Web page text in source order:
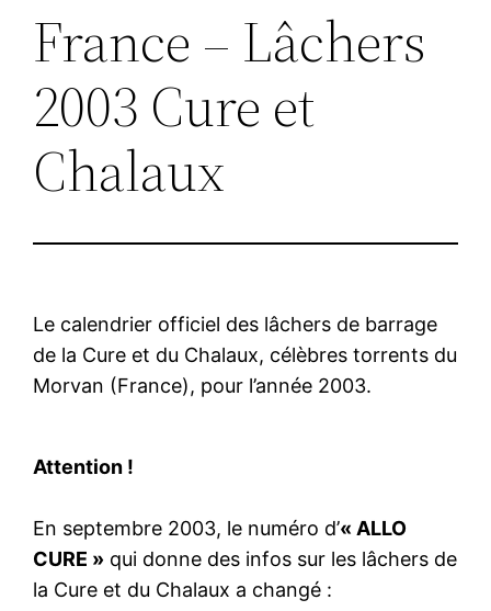
France – Lâchers
2003 Cure et
Chalaux
Le calendrier officiel des lâchers de barrage
de la Cure et du Chalaux, célèbres torrents du
Morvan (France), pour l’année 2003.
Attention !
En septembre 2003, le numéro d’« ALLO
CURE » qui donne des infos sur les lâchers de
la Cure et du Chalaux a changé :